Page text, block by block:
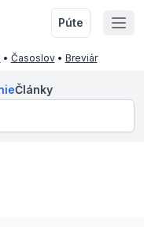
Púte
• Časoslov• Breviár
Články